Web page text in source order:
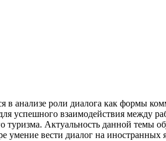
в анализе роли диалога как формы
успешного взаимодействия между
туризма. Актуальность данной темы
вести диалог на иностранных